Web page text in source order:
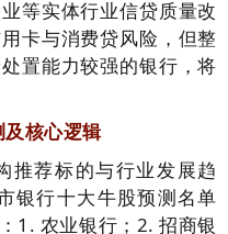
等实体行业信贷质量改
卡与消费贷风险，但整
置能力较强的银行，将
核心逻辑
推荐标的与行业发展趋
银行十大牛股预测名单
1. 农业银行；2. 招商银